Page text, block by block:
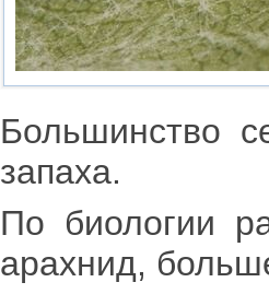
Большинство
запаха.
По биологии
арахнид,